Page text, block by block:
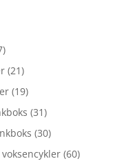
(21)
(19)
(31)
(30)
(60)